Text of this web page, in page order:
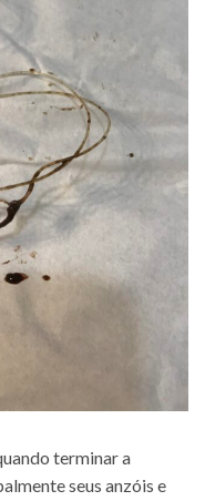
terminar a
seus anzóis e